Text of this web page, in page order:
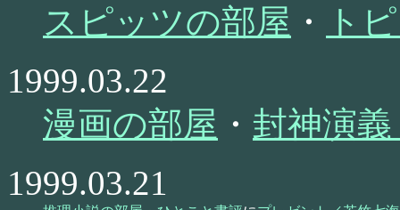
スピッツの部屋 ・
ト
1999.03.22
漫画の部屋 ・ 封神演
1999.03.21